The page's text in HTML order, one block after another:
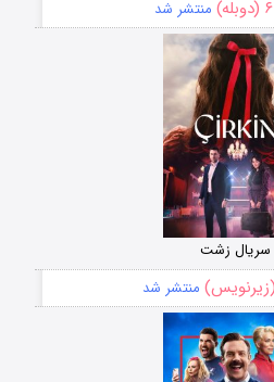
۶ (دوبله) منتشر شد
سریال زشت
منتشر شد